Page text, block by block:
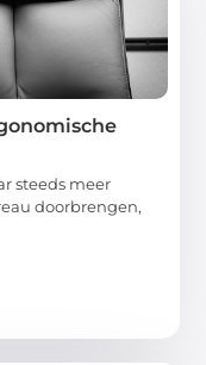
steeds meer
doorbrengen,